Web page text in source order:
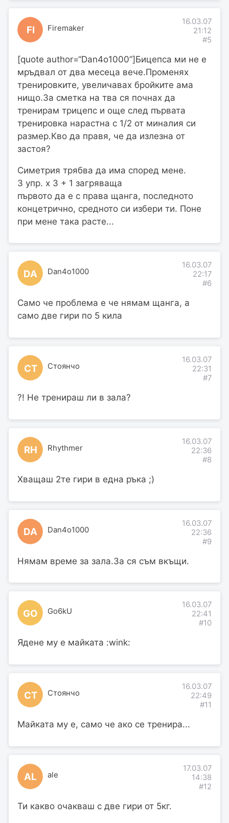
FI Firemaker
16.03.07
21:12
#5
[quote author=“Dan4o1000”]Бицепса ми не е
мръдвал от два месеца вече.Променях
тренировките, увеличавах бройките ама
нищо.За сметка на тва ся почнах да
тренирам трицепс и още след първата
тренировка нарастна с 1/2 от миналия си
размер.Кво да правя, че да излезна от
застоя?
Симетрия трябва да има според мене.
3 упр. x 3 + 1 загряваща
първото да е с права щанга, последното
концетрично, средното си избери ти. Поне
при мене така расте...
DA Dan4o1000
16.03.07
22:17
#6
Само че проблема е че нямам щанга, а
само две гири по 5 кила
СТ Стоянчо
16.03.07
22:31
#7
?! Не тренираш ли в зала?
RH Rhythmer
16.03.07
22:36
#8
Хващаш 2те гири в една ръка ;)
DA Dan4o1000
16.03.07
22:36
#9
Нямам време за зала.За ся съм вкъщи.
GO Go6kU
16.03.07
22:41
#10
Ядене му е майката :wink:
СТ Стоянчо
16.03.07
22:49
#11
Майката му е, само че ако се тренира...
AL ale
17.03.07
14:38
#12
Ти какво очакваш с две гири от 5кг.